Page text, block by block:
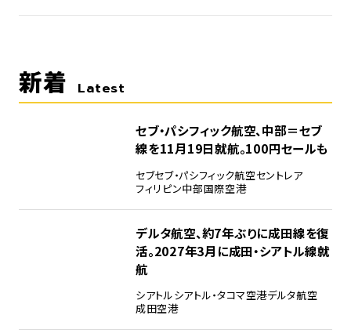
新着 Latest
セブ・パシフィック航空、中部＝セブ
線を11月19日就航。100円セールも
セブセブ・パシフィック航空セントレア
フィリピン中部国際空港
デルタ航空、約7年ぶりに成田線を復
活。2027年3月に成田・シアトル線就
航
シアトルシアトル・タコマ空港デルタ航空
成田空港